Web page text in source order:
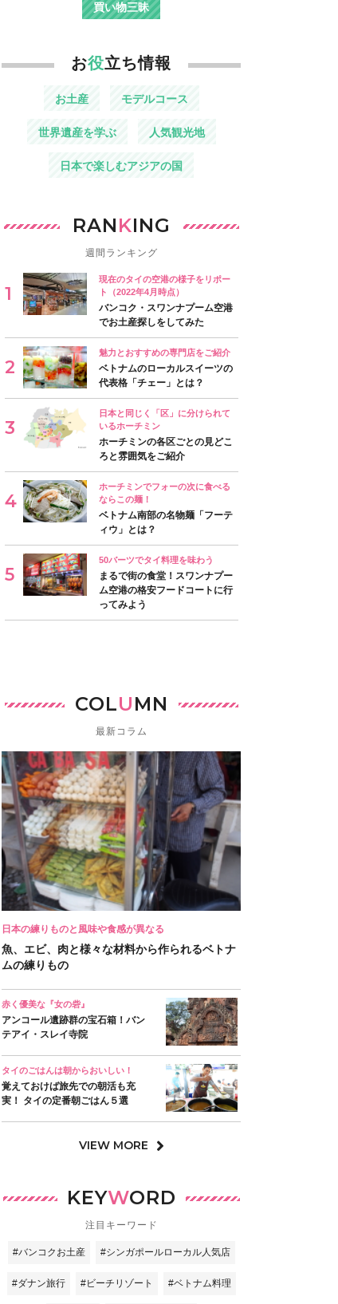
買い物三昧
お役立ち情報
お土産 モデルコース
世界遺産を学ぶ 人気観光地
日本で楽しむアジアの国
RANKING
週間ランキング
現在のタイの空港の様子をリポー
ト（2022年4月時点）
バンコク・スワンナプーム空港
でお土産探しをしてみた
魅力とおすすめの専門店をご紹介
ベトナムのローカルスイーツの
代表格「チェー」とは？
日本と同じく「区」に分けられて
いるホーチミン
ホーチミンの各区ごとの見どこ
ろと雰囲気をご紹介
ホーチミンでフォーの次に食べる
ならこの麺！
ベトナム南部の名物麺「フーテ
ィウ」とは？
50バーツでタイ料理を味わう
まるで街の食堂！スワンナプー
ム空港の格安フードコートに行
ってみよう
COLUMN
最新コラム
日本の練りものと風味や食感が異なる
魚、エビ、肉と様々な材料から作られるベトナ
ムの練りもの
赤く優美な『女の砦』
アンコール遺跡群の宝石箱！バン
テアイ・スレイ寺院
タイのごはんは朝からおいしい！
覚えておけば旅先での朝活も充
実！ タイの定番朝ごはん５選
VIEW MORE
KEYWORD
注目キーワード
#バンコクお土産 #シンガポールローカル人気店
#ダナン旅行 #ビーチリゾート #ベトナム料理